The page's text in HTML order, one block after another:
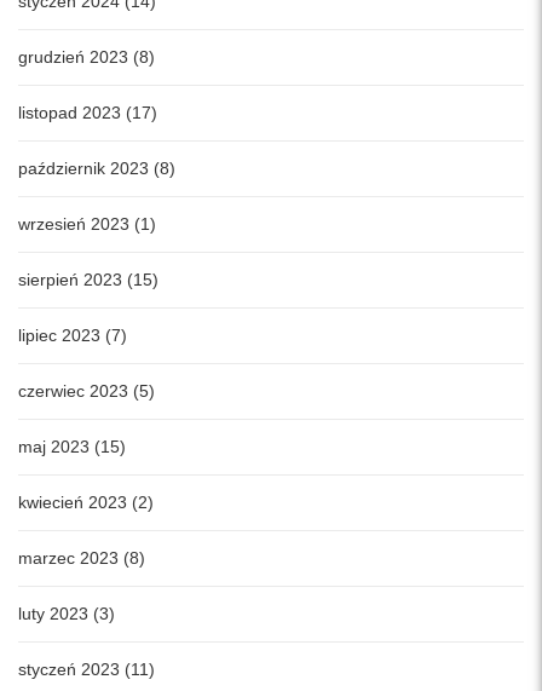
grudzień 2023 (8)
listopad 2023 (17)
październik 2023 (8)
wrzesień 2023 (1)
sierpień 2023 (15)
lipiec 2023 (7)
czerwiec 2023 (5)
maj 2023 (15)
kwiecień 2023 (2)
marzec 2023 (8)
luty 2023 (3)
styczeń 2023 (11)